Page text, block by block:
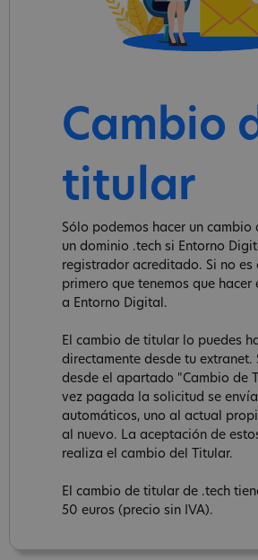
Cambio
titular
Sólo podemos hacer un cambio
un dominio .tech si Entorno
registrador acreditado. Si no es
primero que tenemos que hacer
a Entorno Digital.
El cambio de titular lo puedes
directamente desde tu extranet.
desde el apartado "Cambio de
vez pagada la solicitud se
automáticos, uno al actual
al nuevo. La aceptación de
realiza el cambio del Titular.
El cambio de titular de .tech
50 euros (precio sin IVA).